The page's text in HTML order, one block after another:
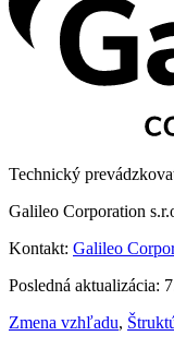
Technický
Galileo Corporation
Kontakt: Galileo
Posledná aktualizácia:
Zmena vzhľadu,